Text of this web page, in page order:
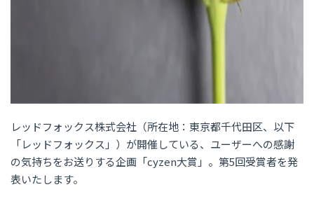
レッドフォックス株式会社（所在地：東京都千代田区、以下
「レッドフォックス」）が開催している、ユーザーへの感謝
の気持ちをお送りする企画「cyzen大賞」。第5回受賞者を発
表いたします。